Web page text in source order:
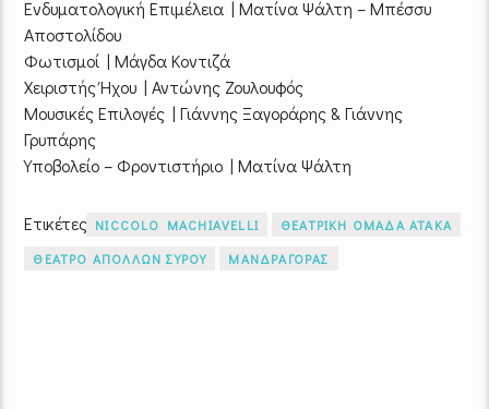
Ενδυματολογική Επιμέλεια | Ματίνα Ψάλτη – Μπέσσυ
Αποστολίδου
Φωτισμοί | Μάγδα Κοντιζά
Χειριστής Ήχου | Αντώνης Ζουλουφός
Μουσικές Επιλογές | Γιάννης Ξαγοράρης & Γιάννης
Γρυπάρης
Υποβολείο – Φροντιστήριο | Ματίνα Ψάλτη
Ετικέτες NICCOLO MACHIAVELLI
ΘΕΑΤΡΙΚΗ ΟΜΑΔΑ ΑΤΑΚΑ
ΘΕΑΤΡΟ ΑΠΟΛΛΩΝ ΣΥΡΟΥ
ΜΑΝΔΡΑΓΟΡΑΣ